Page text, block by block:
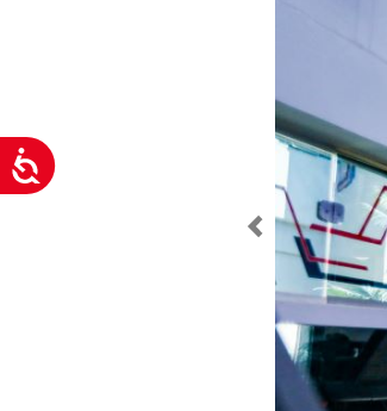
Acessibilidade
Previous